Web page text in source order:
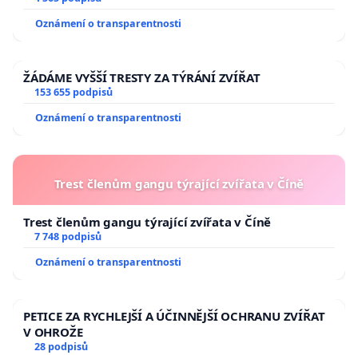
Oznámení o transparentnosti
ŽÁDÁME VYŠŠÍ TRESTY ZA TÝRÁNÍ ZVÍŘAT
153 655 podpisů
Oznámení o transparentnosti
Trest členům gangu týrající zvířata v Číně
Trest členům gangu týrající zvířata v Číně
7 748 podpisů
Oznámení o transparentnosti
PETICE ZA RYCHLEJŠÍ A ÚČINNĚJŠÍ OCHRANU ZVÍŘAT
V OHROŽE
28 podpisů